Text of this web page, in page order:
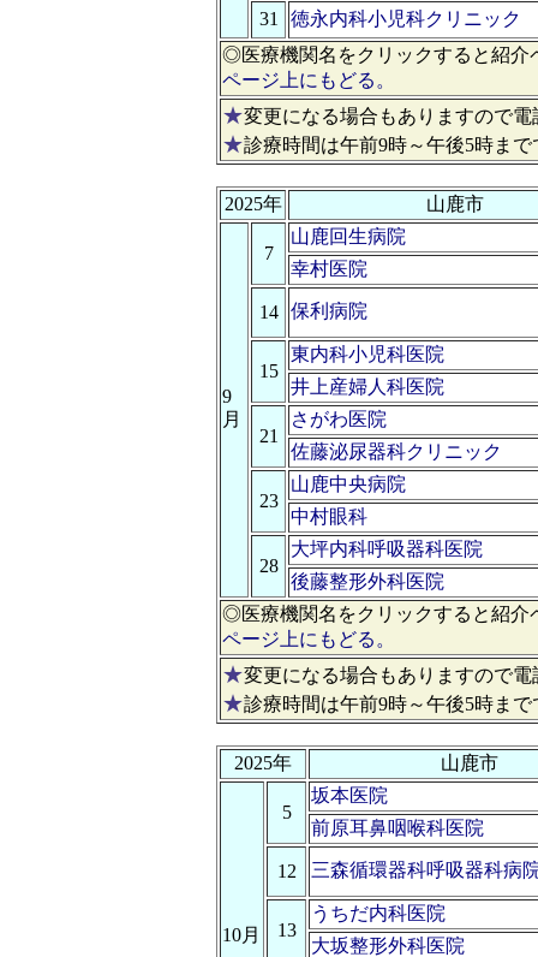
31
徳永内科小児科クリニック
◎医療機関名をクリックすると紹介
ページ上にもどる。
★変更になる場合もありますので
★診療時間は午前9時～午後5時まで
2025年 山鹿市
9
月
7
山鹿回生病院
幸村医院
14 保利病院
15
東内科小児科医院
井上産婦人科医院
21
さがわ医院
佐藤泌尿器科クリニック
23
山鹿中央病院
中村眼科
28
大坪内科呼吸器科医院
後藤整形外科医院
◎医療機関名をクリックすると紹介
ページ上にもどる。
★変更になる場合もありますので
★診療時間は午前9時～午後5時まで
2025年 山鹿市
10月
5
坂本医院
前原耳鼻咽喉科医院
12 三森循環器科呼吸器科病
13
うちだ内科医院
大坂整形外科医院